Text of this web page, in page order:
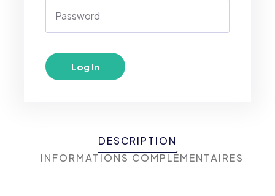
DESCRIPTION
INFORMATIONS COMPLÉMENTAIRES